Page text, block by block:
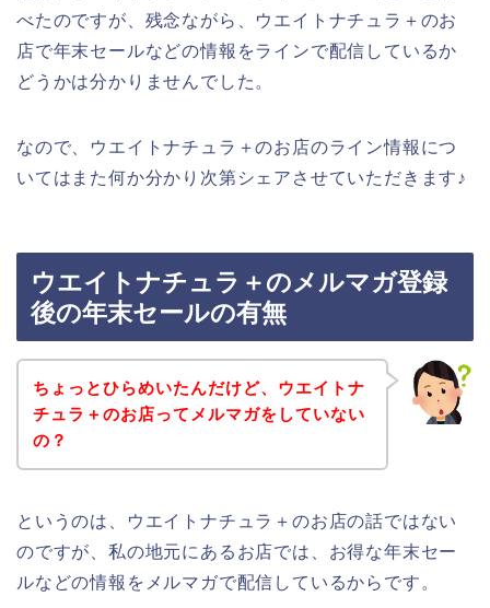
べたのですが、残念ながら、ウエイトナチュラ＋のお
店で年末セールなどの情報をラインで配信しているか
どうかは分かりませんでした。
なので、ウエイトナチュラ＋のお店のライン情報につ
いてはまた何か分かり次第シェアさせていただきます♪
ウエイトナチュラ＋のメルマガ登録
後の年末セールの有無
ちょっとひらめいたんだけど、ウエイトナ
チュラ＋のお店ってメルマガをしていない
の？
というのは、ウエイトナチュラ＋のお店の話ではない
のですが、私の地元にあるお店では、お得な年末セー
ルなどの情報をメルマガで配信しているからです。